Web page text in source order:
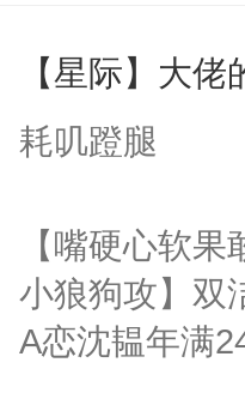
母的微笑：“
留看着面前
人，突然醒悟
卫天还没亮
腰：“陛下，
不好了！”“那
的人。宁渊
子：“求你大
子：“呸！”
子！”宁渊候
知：1.双洁，
来像是虐文，
【星际】大
耗叽蹬腿
【嘴硬心软
小狼狗攻】双
A恋沈韫年满